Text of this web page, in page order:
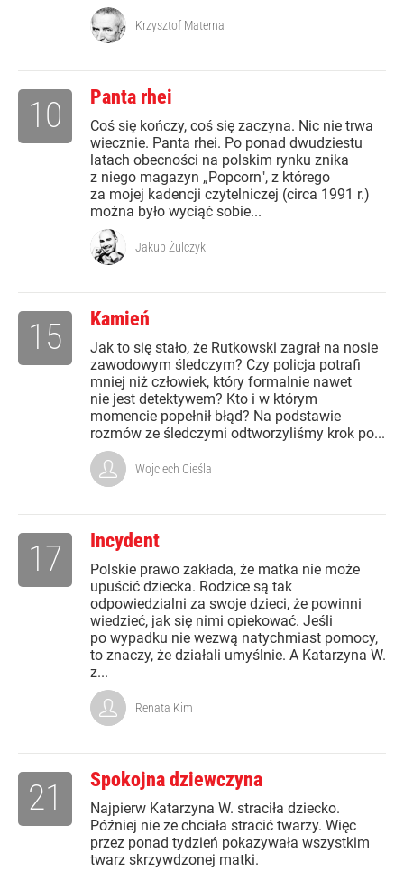
Krzysztof Materna
Panta rhei
Coś się kończy, coś się zaczyna. Nic nie trwa
wiecznie. Panta rhei. Po ponad dwudziestu
latach obecności na polskim rynku znika
z niego magazyn „Popcorn", z którego
za mojej kadencji czytelniczej (circa 1991 r.)
można było wyciąć sobie...
10
Jakub Żulczyk
Kamień
Jak to się stało, że Rutkowski zagrał na nosie
zawodowym śledczym? Czy policja potrafi
mniej niż człowiek, który formalnie nawet
nie jest detektywem? Kto i w którym
momencie popełnił błąd? Na podstawie
rozmów ze śledczymi odtworzyliśmy krok po...
15
Wojciech Cieśla
Incydent
Polskie prawo zakłada, że matka nie może
upuścić dziecka. Rodzice są tak
odpowiedzialni za swoje dzieci, że powinni
wiedzieć, jak się nimi opiekować. Jeśli
po wypadku nie wezwą natychmiast pomocy,
to znaczy, że działali umyślnie. A Katarzyna W.
z...
17
Renata Kim
Spokojna dziewczyna
Najpierw Katarzyna W. straciła dziecko.
Później nie ze chciała stracić twarzy. Więc
przez ponad tydzień pokazywała wszystkim
twarz skrzywdzonej matki.
21